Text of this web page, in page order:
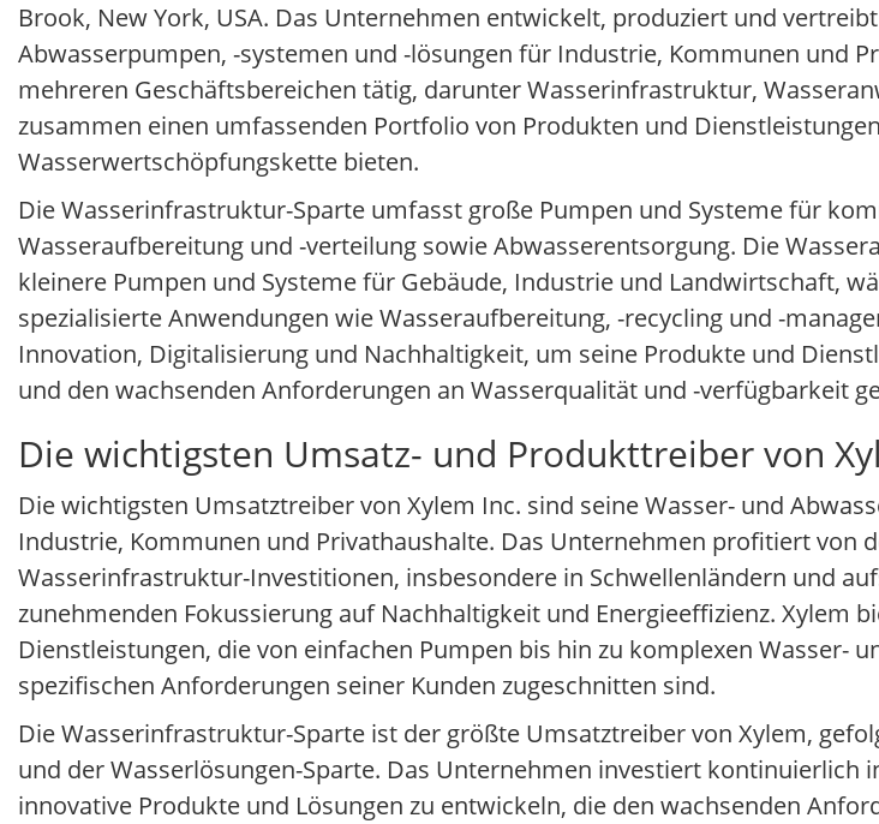
Brook, New York, USA. Das Unternehmen entwickelt, produziert und
Abwasserpumpen, -systemen und -lösungen für Industrie, Kommunen und
mehreren Geschäftsbereichen tätig, darunter Wasserinfrastruktur,
zusammen einen umfassenden Portfolio von Produkten und
Wasserwertschöpfungskette bieten.
Die Wasserinfrastruktur-Sparte umfasst große Pumpen und Systeme für
Wasseraufbereitung und -verteilung sowie Abwasserentsorgung. Die
kleinere Pumpen und Systeme für Gebäude, Industrie und Landwirtschaft,
spezialisierte Anwendungen wie Wasseraufbereitung, -recycling und -
Innovation, Digitalisierung und Nachhaltigkeit, um seine Produkte und
und den wachsenden Anforderungen an Wasserqualität und -verfügbarkeit
Die wichtigsten Umsatz- und Produkttreiber von
Die wichtigsten Umsatztreiber von Xylem Inc. sind seine Wasser- und
Industrie, Kommunen und Privathaushalte. Das Unternehmen profitiert von
Wasserinfrastruktur-Investitionen, insbesondere in Schwellenländern und
zunehmenden Fokussierung auf Nachhaltigkeit und Energieeffizienz. Xylem
Dienstleistungen, die von einfachen Pumpen bis hin zu komplexen Wasser-
spezifischen Anforderungen seiner Kunden zugeschnitten sind.
Die Wasserinfrastruktur-Sparte ist der größte Umsatztreiber von Xylem,
und der Wasserlösungen-Sparte. Das Unternehmen investiert kontinuierlich
innovative Produkte und Lösungen zu entwickeln, die den wachsenden